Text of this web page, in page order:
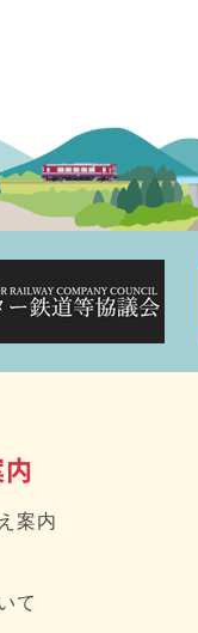
案内
て